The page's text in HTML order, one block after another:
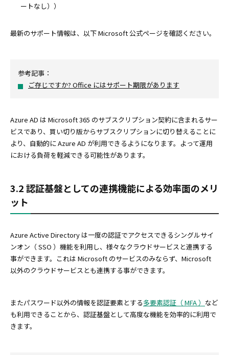
ートなし））
最新のサポート情報は、以下 Microsoft 公式ページを確認ください。
参考記事：
ご存じですか? Office にはサポート期限があります
Azure AD は Microsoft 365 のサブスクリプション契約に含まれるサー
ビスであり、買い切り版からサブスクリプションに切り替えることに
より、自動的に Azure AD が利用できるようになります。よって運用
における負荷を軽減できる可能性があります。
3.2 認証基盤としての連携機能による効率面のメリ
ット
Azure Active Directory は一度の認証でアクセスできるシングルサイ
ンオン（ SSO ）機能を利用し、様々なクラウドサービスと連携する
事ができます。これは Microsoft のサービスのみならず、Microsoft
以外のクラウドサービスとも連携する事ができます。
またパスワード以外の情報を認証要素とする多要素認証（ MFA ） など
も利用できることから、認証基盤として高度な機能を効率的に利用で
きます。